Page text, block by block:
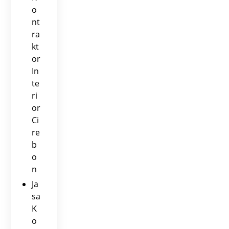
o
nt
ra
kt
or
In
te
ri
or
Ci
re
b
o
n
Ja
sa
K
o